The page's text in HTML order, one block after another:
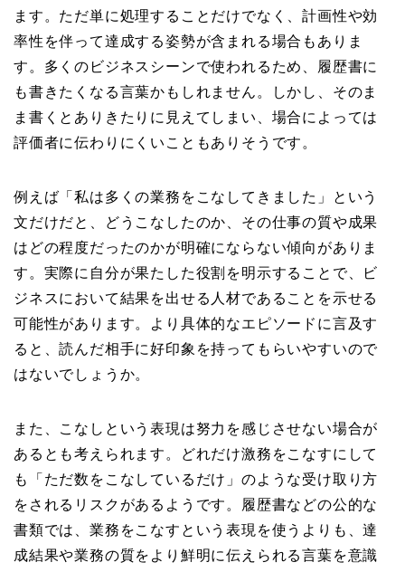
ます。ただ単に処理することだけでなく、計画性や効
率性を伴って達成する姿勢が含まれる場合もありま
す。多くのビジネスシーンで使われるため、履歴書に
も書きたくなる言葉かもしれません。しかし、そのま
ま書くとありきたりに見えてしまい、場合によっては
評価者に伝わりにくいこともありそうです。
例えば「私は多くの業務をこなしてきました」という
文だけだと、どうこなしたのか、その仕事の質や成果
はどの程度だったのかが明確にならない傾向がありま
す。実際に自分が果たした役割を明示することで、ビ
ジネスにおいて結果を出せる人材であることを示せる
可能性があります。より具体的なエピソードに言及す
ると、読んだ相手に好印象を持ってもらいやすいので
はないでしょうか。
また、こなしという表現は努力を感じさせない場合が
あるとも考えられます。どれだけ激務をこなすにして
も「ただ数をこなしているだけ」のような受け取り方
をされるリスクがあるようです。履歴書などの公的な
書類では、業務をこなすという表現を使うよりも、達
成結果や業務の質をより鮮明に伝えられる言葉を意識